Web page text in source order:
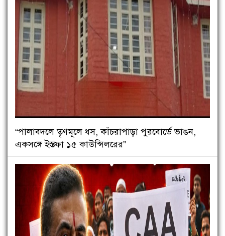
“পালাবদলে তৃণমূলে ধস, কাঁচরাপাড়া পুরবোর্ডে ভাঙন,
একসঙ্গে ইস্তফা ১৫ কাউন্সিলরের”